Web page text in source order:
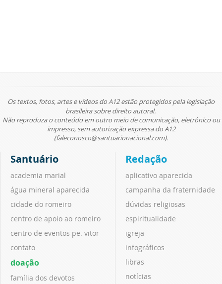
Os textos, fotos, artes e vídeos do A12 estão protegidos pela legislação
brasileira sobre direito autoral.
Não reproduza o conteúdo em outro meio de comunicação, eletrônico ou
impresso, sem autorização expressa do A12
(faleconosco@santuarionacional.com).
Santuário
academia marial
água mineral aparecida
cidade do romeiro
centro de apoio ao romeiro
centro de eventos pe. vitor
contato
doação
família dos devotos
Redação
aplicativo aparecida
campanha da fraternidade
dúvidas religiosas
espiritualidade
igreja
infográficos
libras
notícias